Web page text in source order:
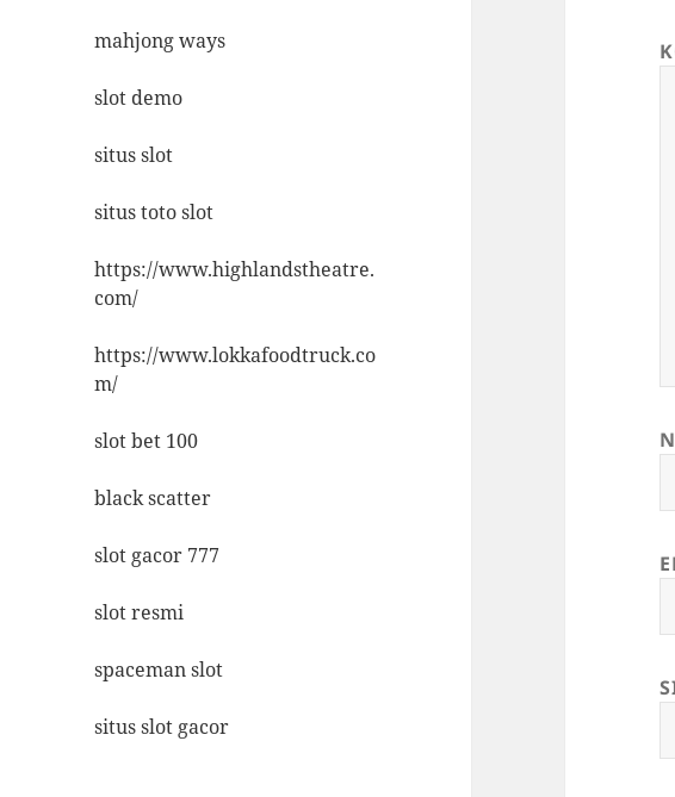
mahjong ways
slot demo
situs slot
situs toto slot
https://www.highlandstheatre.
com/
https://www.lokkafoodtruck.co
m/
slot bet 100
black scatter
slot gacor 777
slot resmi
spaceman slot
situs slot gacor